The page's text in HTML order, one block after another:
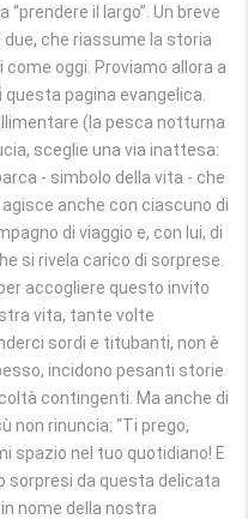
il largo”. Un breve
che riassume la storia
oggi. Proviamo allora a
pagina evangelica.
(la pesca notturna
sceglie una via inattesa:
‐ simbolo della vita ‐ che
anche con ciascuno di
di viaggio e, con lui, di
si rivela carico di sorprese.
accogliere questo invito
vita, tante volte
sordi e titubanti, non è
incidono pesanti storie
contingenti. Ma anche di
non rinuncia: “Ti prego,
spazio nel tuo quotidiano! E
sorpresi da questa delicata
nome della nostra